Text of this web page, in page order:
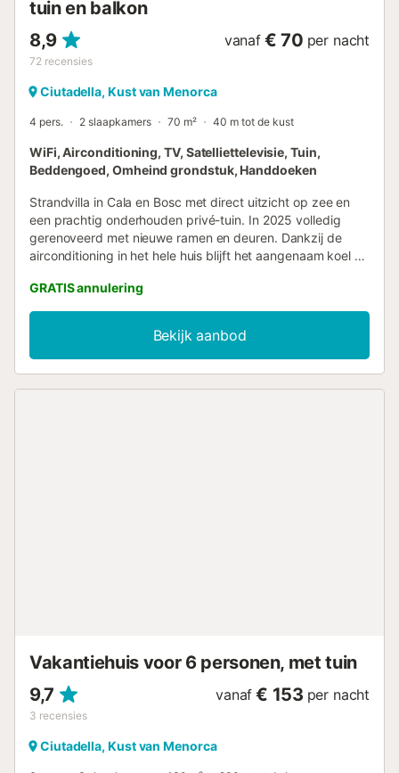
tuin en balkon
8,9
72 recensies
vanaf € 70 per nacht
Ciutadella, Kust van Menorca
4 pers. 2 slaapkamers 70 m² 40 m tot de kust
WiFi, Airconditioning, TV, Satelliettelevisie, Tuin,
Beddengoed, Omheind grondstuk, Handdoeken
Strandvilla in Cala en Bosc met direct uitzicht op zee en
een prachtig onderhouden privé-tuin. In 2025 volledig
gerenoveerd met nieuwe ramen en deuren. Dankzij de
airconditioning in het hele huis blijft het aangenaam koel op
ideaal voor gezinnen die licht willen reizen – jullie hoeven
alleen handbagage mee te nemen. Gasten waarderen de
villa zeer om de netheid, ligging en het comfort. -
Strand-/badhanddoeken betaling 10,00 € per persoon...
GRATIS annulering
Bekijk aanbod
Vakantiehuis voor 6 personen, met tuin
9,7
3 recensies
vanaf € 153 per nacht
Ciutadella, Kust van Menorca